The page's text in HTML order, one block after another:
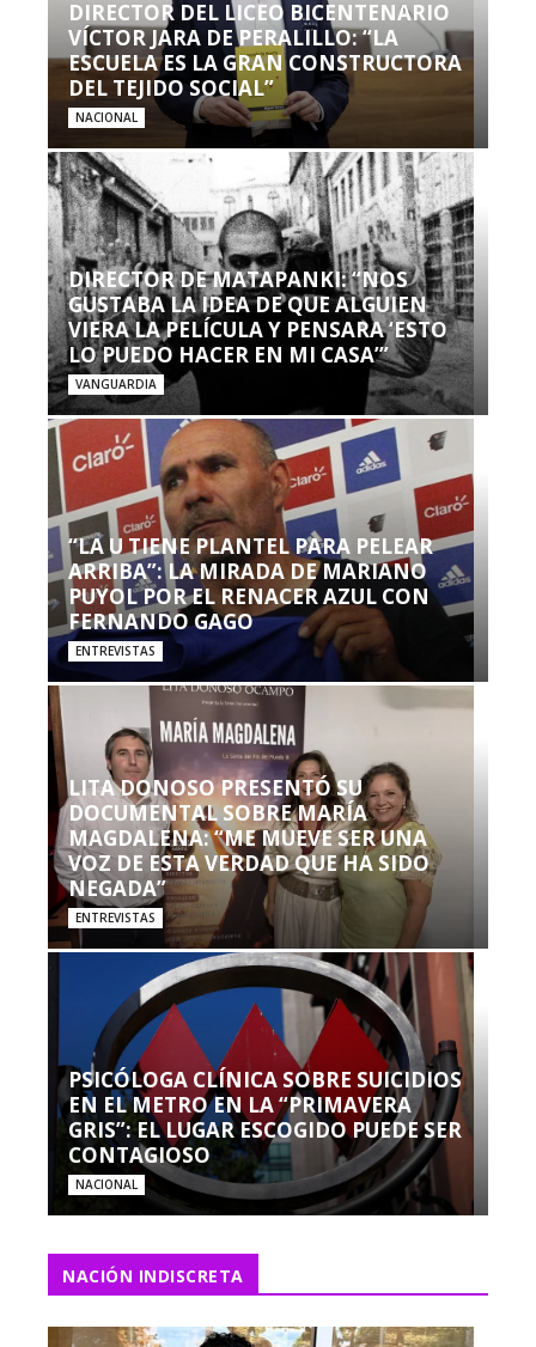
DIRECTOR DEL LICEO BICENTENARIO
VÍCTOR JARA DE PERALILLO: “LA
ESCUELA ES LA GRAN CONSTRUCTORA
DEL TEJIDO SOCIAL”
NACIONAL
DIRECTOR DE MATAPANKI: “NOS
GUSTABA LA IDEA DE QUE ALGUIEN
VIERA LA PELÍCULA Y PENSARA ‘ESTO
LO PUEDO HACER EN MI CASA’”
VANGUARDIA
“LA U TIENE PLANTEL PARA PELEAR
ARRIBA”: LA MIRADA DE MARIANO
PUYOL POR EL RENACER AZUL CON
FERNANDO GAGO
ENTREVISTAS
LITA DONOSO PRESENTÓ SU
DOCUMENTAL SOBRE MARÍA
MAGDALENA: “ME MUEVE SER UNA
VOZ DE ESTA VERDAD QUE HA SIDO
NEGADA”
ENTREVISTAS
PSICÓLOGA CLÍNICA SOBRE SUICIDIOS
EN EL METRO EN LA “PRIMAVERA
GRIS”: EL LUGAR ESCOGIDO PUEDE SER
CONTAGIOSO
NACIONAL
NACIÓN INDISCRETA